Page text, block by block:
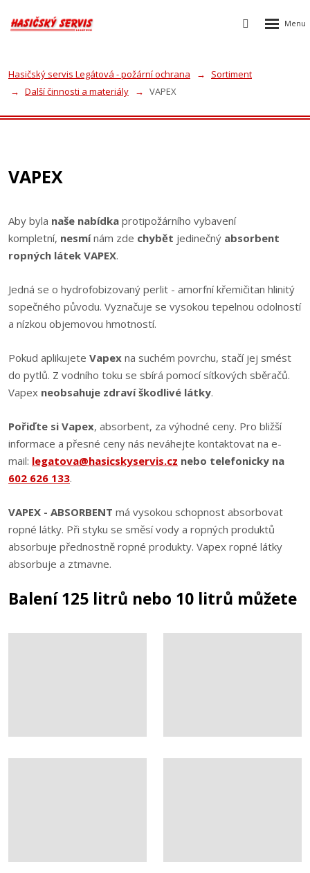
Vyhledávání
Rozbalení
Hasičský servis Legátová - požární ochrana
Sortiment
Další činnosti a materiály
VAPEX
VAPEX
Aby byla naše nabídka protipožárního vybavení
kompletní, nesmínám zde chybět jedinečný absorbent
ropných látek VAPEX.
Jedná se o hydrofobizovaný perlit - amorfní křemičitan hlinitý
sopečného původu. Vyznačuje se vysokou tepelnou odolností
a nízkou objemovou hmotností.
Pokud aplikujete Vapex na suchém povrchu, stačí jej smést
do pytlů. Z vodního toku se sbírá pomocí síťkových sběračů.
Vapex neobsahuje zdraví škodlivé látky.
Pořiďte si Vapex, absorbent, za výhodné ceny. Pro bližší
informace a přesné ceny nás neváhejte kontaktovat na e-
mail: legatova@hasicskyservis.cz nebo telefonicky na
602 626 133.
VAPEX - ABSORBENT má vysokou schopnost absorbovat
ropné látky. Při styku se směsí vody a ropných produktů
absorbuje přednostně ropné produkty. Vapex ropné látky
absorbuje a ztmavne.
Balení 125 litrů nebo 10 litrů můžete